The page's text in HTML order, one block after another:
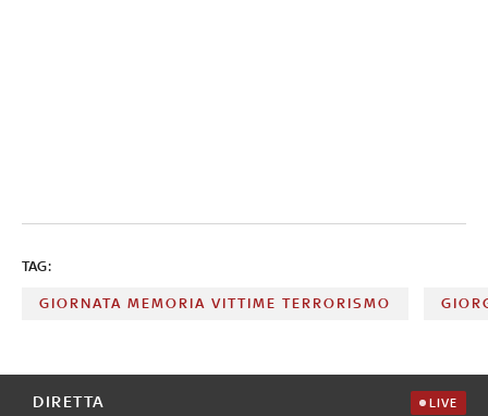
TAG:
GIORNATA MEMORIA VITTIME TERRORISMO
DIRETTA LIVE